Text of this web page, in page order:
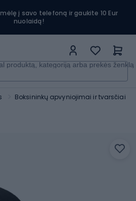
į savo telefoną ir gaukite 10 Eur
nuolaidą!
produktą, kategoriją arba prekės ženklą
Boksininkų apvyniojimai ir tvarsčiai